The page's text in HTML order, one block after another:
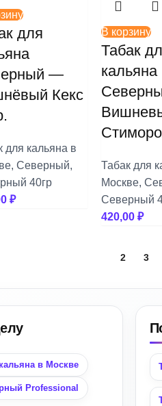
для
—
Кекс
для кальяна в
, Северный,
40гр
₽
В корзину
Табак
кальяна
Табак для
Москве,
Северный
420,00 ₽
2 3
в Москве
Professional